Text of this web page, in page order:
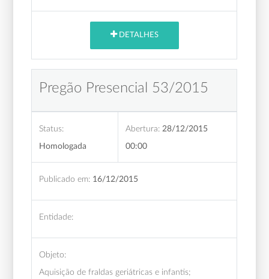
DETALHES
Pregão Presencial 53/2015
Status:
Homologada
Abertura: 28/12/2015
00:00
Publicado em: 16/12/2015
Entidade:
Objeto:
Aquisição de fraldas geriátricas e infantis;